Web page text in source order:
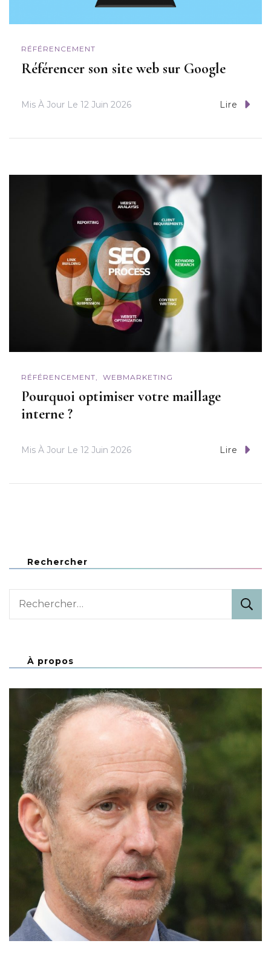
RÉFÉRENCEMENT
Référencer son site web sur Google
Mis À Jour Le 12 Juin 2026 Lire
RÉFÉRENCEMENT WEBMARKETING
Pourquoi optimiser votre maillage
interne ?
Mis À Jour Le 12 Juin 2026 Lire
Rechercher
Rechercher :
À propos